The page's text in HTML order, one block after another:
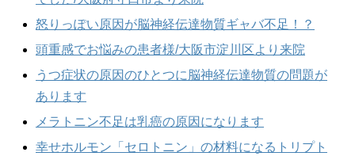
怒りっぽい原因が脳神経伝達物質ギャバ不足！？
頭重感でお悩みの患者様/大阪市淀川区より来院
うつ症状の原因のひとつに脳神経伝達物質の問題が
あります
メラトニン不足は乳癌の原因になります
幸せホルモン「セロトニン」の材料になるトリプト